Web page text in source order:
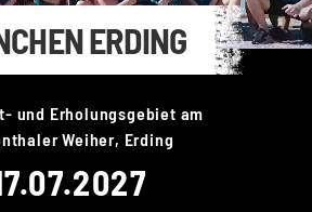
ERDING
und Erholungsgebiet am
Weiher, Erding